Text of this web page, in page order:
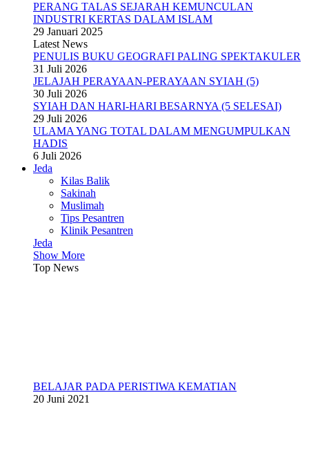
PERANG TALAS SEJARAH KEMUNCULAN
INDUSTRI KERTAS DALAM ISLAM
29 Januari 2025
Latest News
PENULIS BUKU GEOGRAFI PALING SPEKTAKULER
31 Juli 2026
JELAJAH PERAYAAN-PERAYAAN SYIAH (5)
30 Juli 2026
SYIAH DAN HARI-HARI BESARNYA (5 SELESAI)
29 Juli 2026
ULAMA YANG TOTAL DALAM MENGUMPULKAN
HADIS
6 Juli 2026
Jeda
Kilas Balik
Sakinah
Muslimah
Tips Pesantren
Klinik Pesantren
Jeda
Show More
Top News
BELAJAR PADA PERISTIWA KEMATIAN
20 Juni 2021